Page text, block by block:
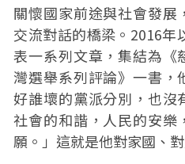
關懷國家前途與社會發展
交流對話的橋梁。2016年
表一系列文章，集結為
灣選舉系列評論》一書，
好誰壞的黨派分別，也沒
社會的和諧，人民的安樂
願。」這就是他對家國、